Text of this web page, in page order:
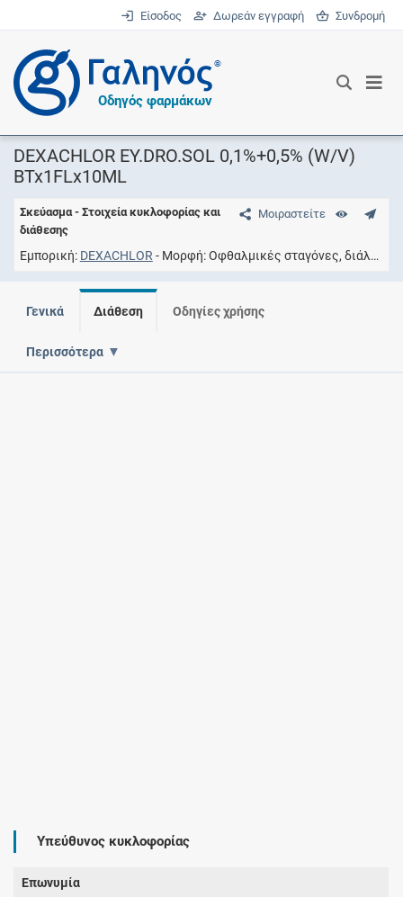
Είσοδος Δωρεάν εγγραφή Συνδρομή
®
Οδηγός φαρμάκων
DEXACHLOR EY.DRO.SOL 0,1%+0,5% (W/V)
BTx1FLx10ML
Μοιραστείτε
Σκεύασμα - Στοιχεία κυκλοφορίας και
διάθεσης
Εμπορική DEXACHLOR Μορφή Οφθαλμικές σταγόνες, διάλυμα
Γενικά Διάθεση Οδηγίες χρήσης
Περισσότερα
Υπεύθυνος κυκλοφορίας
Επωνυμία